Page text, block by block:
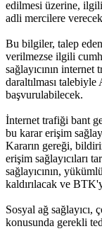
edilmesi üzerine,
adli mercilere
Bu bilgiler, talep
verilmezse ilgili
sağlayıcının
daraltılması
başvurulabilecek.
İnternet trafiği bant
bu karar erişim
Kararın gereği,
erişim sağlayıcıları
sağlayıcının,
kaldırılacak ve
Sosyal ağ sağlayıcı,
konusunda gerekli